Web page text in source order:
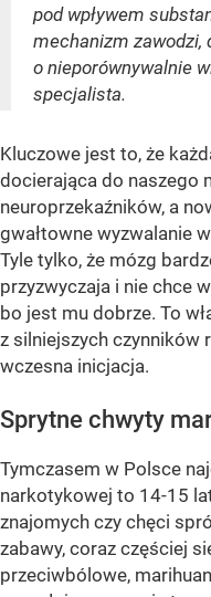
pod wpływem
mechanizm zawodzi,
o nieporównywalnie
specjalista.
Kluczowe jest to, że
docierająca do naszego
neuroprzekaźników, a
gwałtowne wyzwalanie
Tyle tylko, że mózg
przyzwyczaja i nie chce
bo jest mu dobrze. To
z silniejszych czynników
wczesna inicjacja.
Sprytne chwyty
Tymczasem w Polsce
narkotykowej to 14-15
znajomych czy chęci
zabawy, coraz częściej
przeciwbólowe,